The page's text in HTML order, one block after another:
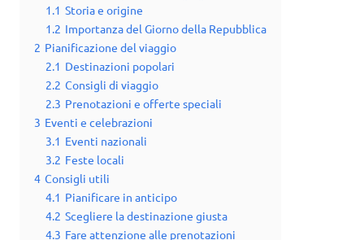
1.1 Storia e origine
1.2 Importanza del Giorno della Repubblica
2 Pianificazione del viaggio
2.1 Destinazioni popolari
2.2 Consigli di viaggio
2.3 Prenotazioni e offerte speciali
3 Eventi e celebrazioni
3.1 Eventi nazionali
3.2 Feste locali
4 Consigli utili
4.1 Pianificare in anticipo
4.2 Scegliere la destinazione giusta
4.3 Fare attenzione alle prenotazioni